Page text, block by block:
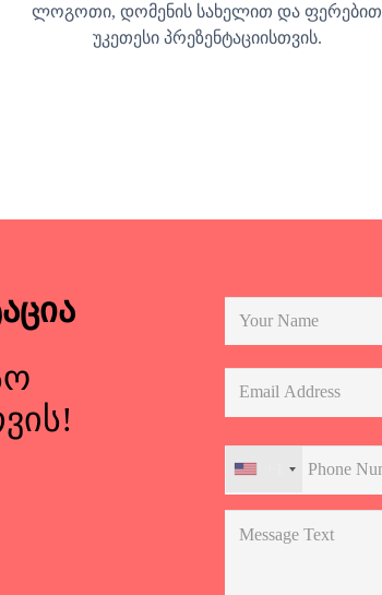
ლოგოთი, დომენის სახელით და ფერებით
უკეთესი პრეზენტაციისთვის.